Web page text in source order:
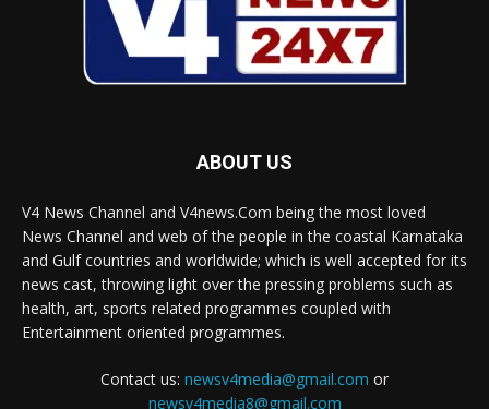
ABOUT US
V4 News Channel and V4news.Com being the most loved
News Channel and web of the people in the coastal Karnataka
and Gulf countries and worldwide; which is well accepted for its
news cast, throwing light over the pressing problems such as
health, art, sports related programmes coupled with
Entertainment oriented programmes.
Contact us: newsv4media@gmail.com or
newsv4media8@gmail.com